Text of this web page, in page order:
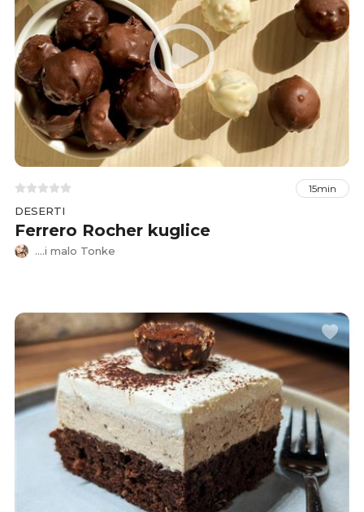
15min
DESERTI
Ferrero Rocher kuglice
....i malo Tonke